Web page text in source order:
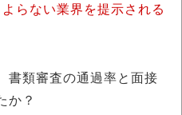
らない業界を提示される
書類審査の通過率と面接
か？